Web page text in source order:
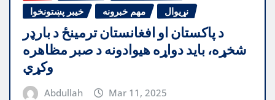
خیبر پښتونخوا
مهم خبرونه نړیوال
د پاکستان او افغانستان ترمینځ د بارډر
شخړه، باید دواړه هیوادونه د صبر مظاهره
وکړي
Abdullah Mar 11, 2025